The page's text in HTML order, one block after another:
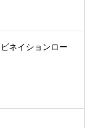
ネイションロー